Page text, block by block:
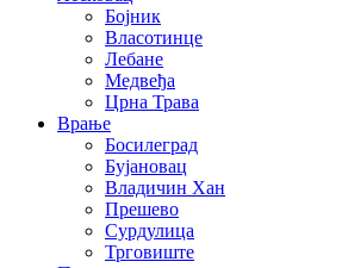
Бојник
Власотинце
Лебане
Медвеђа
Црна Трава
Врање
Босилеград
Бујановац
Владичин Хан
Прешево
Сурдулица
Трговиште